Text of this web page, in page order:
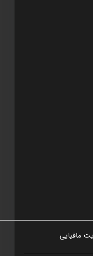
مافيايی